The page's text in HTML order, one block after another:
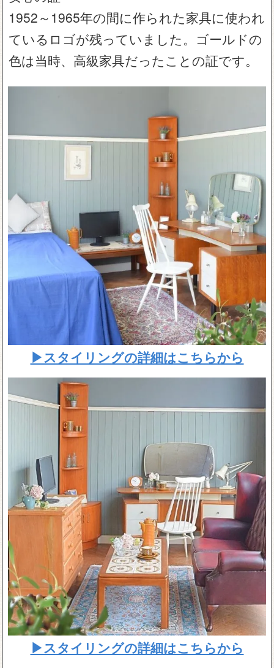
1952～1965年の間に作られた家具に使われ
ているロゴが残っていました。ゴールドの
色は当時、高級家具だったことの証です。
▶スタイリングの詳細はこちらから
▶スタイリングの詳細はこちらから